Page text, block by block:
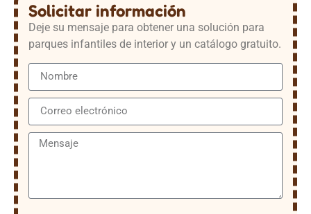
Solicitar información
Deje su mensaje para obtener una solución para
parques infantiles de interior y un catálogo gratuito.